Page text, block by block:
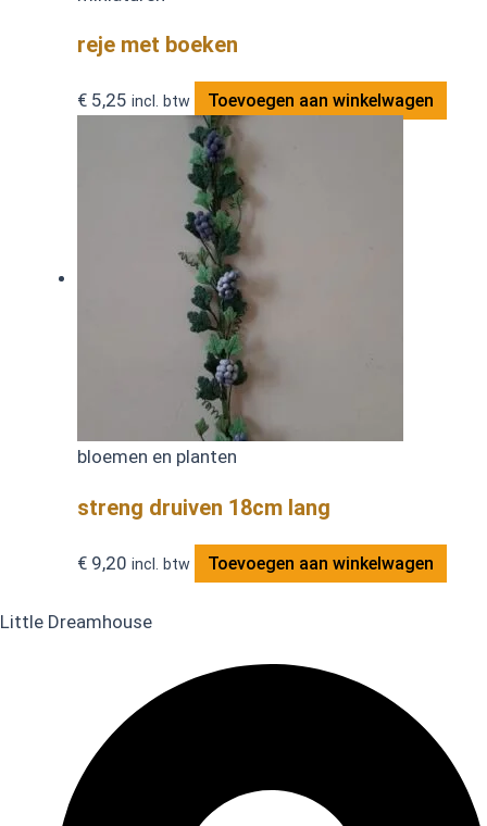
reje met boeken
€ 5,25 incl. btw Toevoegen aan winkelwagen
bloemen en planten
streng druiven 18cm lang
€ 9,20 incl. btw Toevoegen aan winkelwagen
Little Dreamhouse